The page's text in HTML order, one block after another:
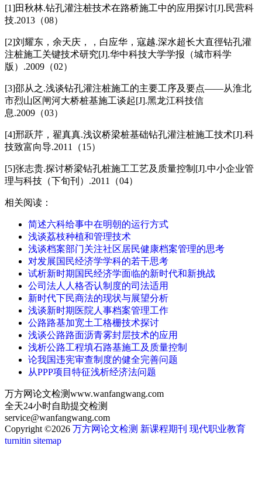
[1]田秋林.钻孔灌注桩技术在路桥施工中的应用探讨[J].民营科
技.2013（08）
[2]刘耀东，余天庆，，白应华，寇越.深水超长大直徑钻孔灌
注桩施工关键技术研究[J].华中科技大学学报（城市科学
版）.2009（02）
[3]邵从之.浅谈钻孔灌注桩施工的主要工序及要点——从淮北
市烈山区闸河大桥桩基施工谈起[J].黑龙江科技信
息.2009（03）
[4]邢跃芹，翟真真.浅议桥梁桩基础钻孔灌注桩施工技术[J].科
技致富向导.2011（15）
[5]张志贵.探讨桥梁钻孔桩施工工艺及质量控制[J].中小企业管
理与科技（下旬刊）.2011（04）
相关阅读：
简述六科给事中在明朝的运行方式
浅谈荔枝种植和管理技术
浅谈档案部门关注社区居民健康档案管理的思考
对发展国民经济学学科的若干思考
试析新时期国民经济学面临的新时代和新挑战
公司法人人格否认制度的司法适用
新时代下民商法的现状与展望分析
浅谈新时期医院人事档案管理工作
公路路基加宽土工格栅技术探讨
浅谈公路路面沥青雾封层技术的应用
浅析公路工程填石路基施工及质量控制
论我国违宪审查制度的健全完善问题
从PPP项目特征浅析经济法问题
万方网论文检测www.wanfangwang.com
全天24小时自助提交检测
service@wanfangwang.com
Copyright ©2026 万方网论文检测 新课程期刊 现代职业教育
turnitin sitemap